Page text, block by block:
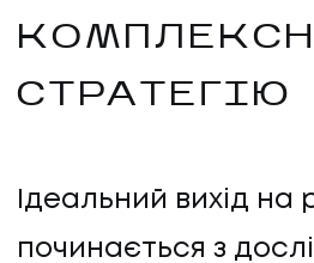
Ідеальний вихід на
починається з